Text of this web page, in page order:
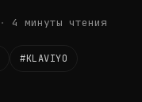
4 минуты чтения
#KLAVIYO